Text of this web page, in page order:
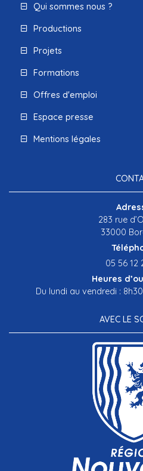
Qui sommes nous ?
Productions
Projets
Formations
Offres d'emploi
Espace presse
Mentions légales
283 rue
33000
05 56 12
Heures
Du lundi au vendredi :
AVEC LE